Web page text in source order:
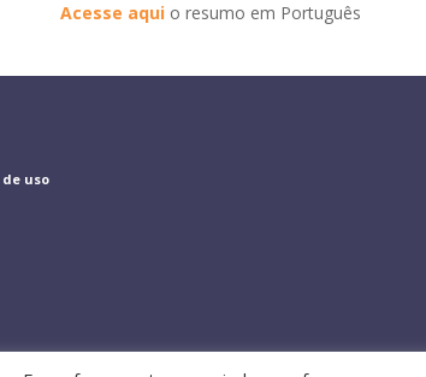
Acesse aqui o resumo em Português
uso